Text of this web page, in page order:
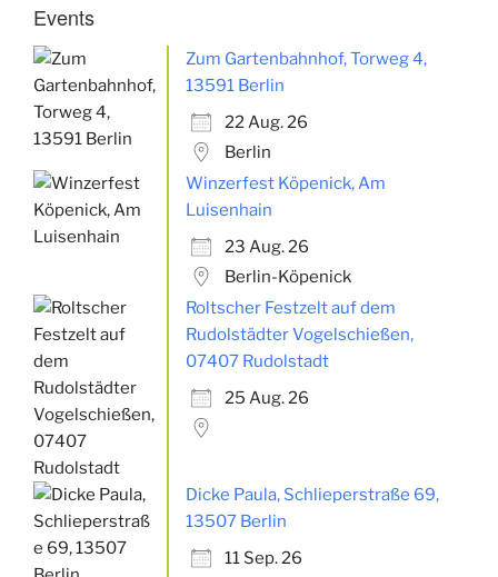
Events
Zum Gartenbahnhof, Torweg 4,
13591 Berlin
22 Aug. 26
Berlin
Winzerfest Köpenick, Am
Luisenhain
23 Aug. 26
Berlin-Köpenick
Roltscher Festzelt auf dem
Rudolstädter Vogelschießen,
07407 Rudolstadt
25 Aug. 26
Dicke Paula, Schlieperstraße 69,
13507 Berlin
11 Sep. 26